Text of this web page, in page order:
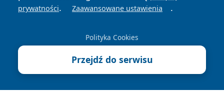
prywatności. Zaawansowane ustawienia .
Polityka Cookies
Przejdź do serwisu
News Autorzy
Prywatności
Cookies